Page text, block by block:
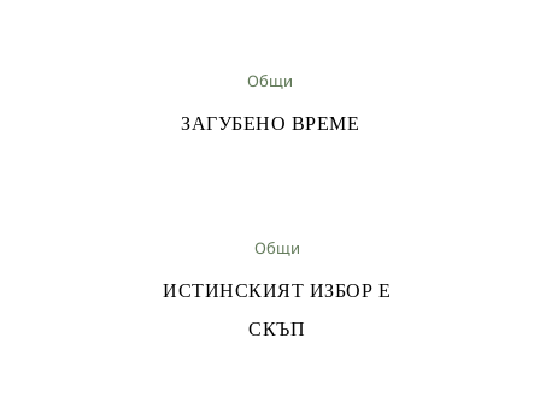
Общи
ЗАГУБЕНО ВРЕМЕ
Общи
ИСТИНСКИЯТ ИЗБОР Е
СКЪП